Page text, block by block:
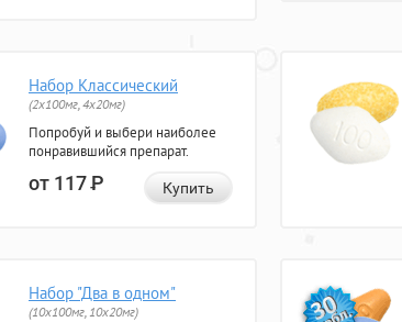
Набор Классический
(2x100мг, 4x20мг)
Попробуй и выбери наиболее
понравившийся препарат.
от 117Р Купить
Набор "Два в одном"
(10x100мг, 10x20мг)